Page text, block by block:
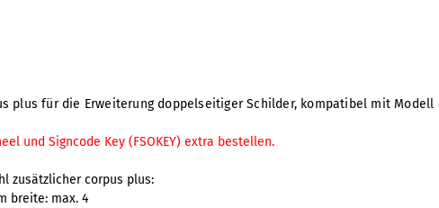
plus für die Erweiterung doppelseitiger Schilder, kompatibel mit
und Signcode Key (FSOKEY) extra bestellen.
zusätzlicher corpus plus:
breite: max. 4